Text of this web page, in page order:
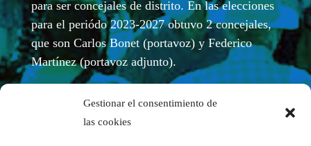
Gestionar el consentimiento de
las cookies
para ser concejales de distrito. En las elecciones
para el periódo 2023-2027 obtuvo 2 concejales,
que son Carlos Bonet (portavoz) y Federico
Martínez (portavoz adjunto).